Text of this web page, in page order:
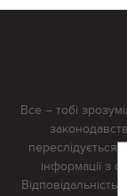
Все – тобі
переслідується
інформації з
Відповідальність